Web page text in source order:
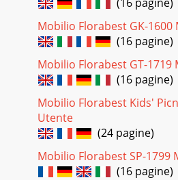
(16 pagine)
Mobilio Florabest GK-
(16 pagine)
Mobilio Florabest GT-1719
(16 pagine)
Mobilio Florabest Kids'
Utente
(24 pagine)
Mobilio Florabest SP-1799
(16 pagine)